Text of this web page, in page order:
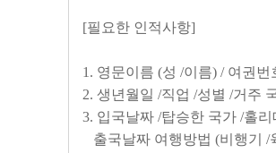
[필요한 인적사항]
1. 영문이름 (성 /이름) / 여권
2. 생년월일 /직업 /성별 /거주
3. 입국날짜 /탑승한 국가 /홀
출국날짜 여행방법 (비행기 /